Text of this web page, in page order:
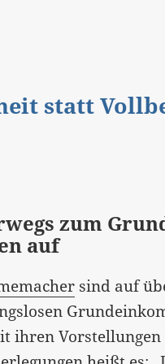
statt
zum
auf
sind auf
ihren